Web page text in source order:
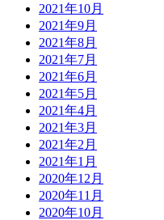
2021年10月
2021年9月
2021年8月
2021年7月
2021年6月
2021年5月
2021年4月
2021年3月
2021年2月
2021年1月
2020年12月
2020年11月
2020年10月